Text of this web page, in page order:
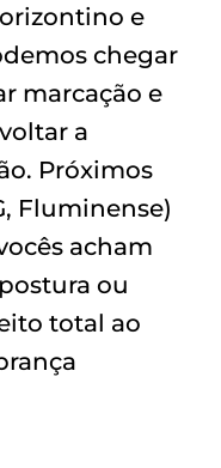
e
chegar
marcação e
a
Próximos
Fluminense)
acham
ou
total ao